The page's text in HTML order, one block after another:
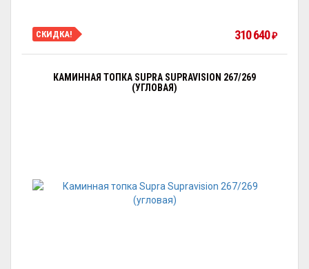
СКИДКА! 310 640₽
КАМИННАЯ ТОПКА SUPRA SUPRAVISION 267/269
(УГЛОВАЯ)